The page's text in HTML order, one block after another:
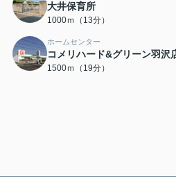
大井保育所
1000ｍ（13分）
ホームセンター
コメリハード&グリーン羽沢
1500ｍ（19分）